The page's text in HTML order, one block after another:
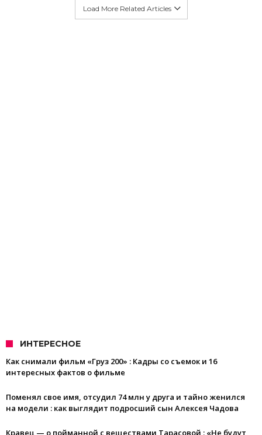
Load More Related Articles
ИНТЕРЕСНОЕ
Как снимали фильм «Груз 200» : Кадры со съемок и 16
интересных фактов о фильме
Поменял свое имя, отсудил 74 млн у друга и тайно женился
на модели : как выглядит подросший сын Алексея Чадова
Кравец — о пойманной с веществами Тарасовой : «Не будут